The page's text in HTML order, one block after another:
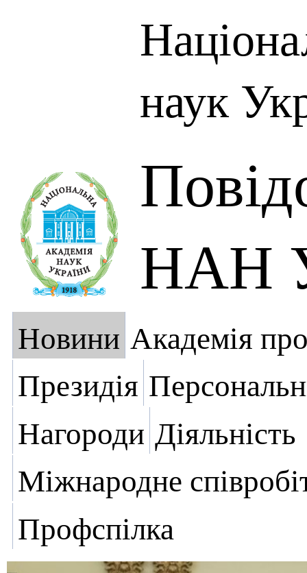
наук
НАН
Новини Академія
Президія
Нагороди Діяльність
Міжнародне
Профспілка